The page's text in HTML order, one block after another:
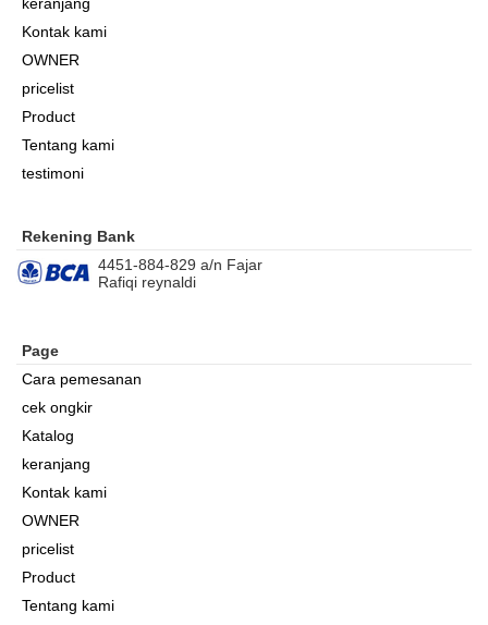
Kontak kami
OWNER
pricelist
Product
Tentang kami
testimoni
Rekening Bank
4451-884-829 a/n Fajar
Rafiqi reynaldi
Page
Cara pemesanan
cek ongkir
Katalog
keranjang
Kontak kami
OWNER
pricelist
Product
Tentang kami